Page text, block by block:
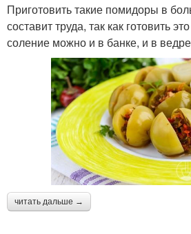
Приготовить такие помидоры в
составит труда, так как готовить
соление можно и в банке, и в
читать дальше →